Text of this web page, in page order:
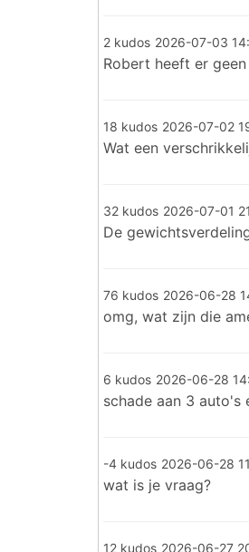
2 kudos 2026-07-03
Robert heeft er
18 kudos 2026-07-02
Wat een
32 kudos 2026-07-01
De
76 kudos 2026-06-28
omg, wat zijn die
6 kudos 2026-06-28
schade aan 3 auto's
-4 kudos 2026-06-28
wat is je vraag?
12 kudos 2026-06-27